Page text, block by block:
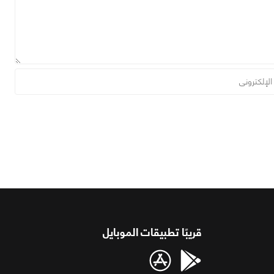
قريبًا تطبيقات الموبايل